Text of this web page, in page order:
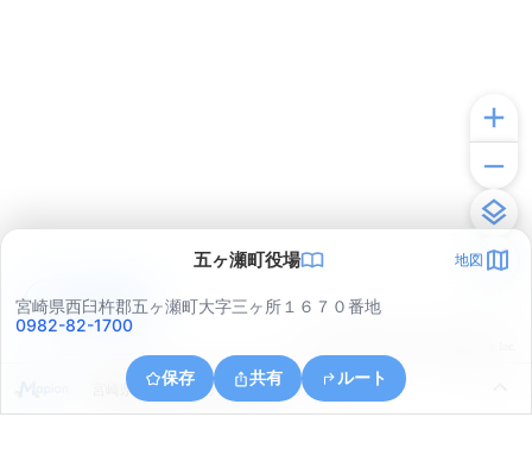
五ヶ瀬町役場 地図
宮崎県西臼杵郡五ヶ瀬町大字三ヶ所１６７０番地
0982-82-1700
保存 共有 ルート
宮崎県西臼杵郡五ヶ瀬町大字三ヶ所
アプリで見る